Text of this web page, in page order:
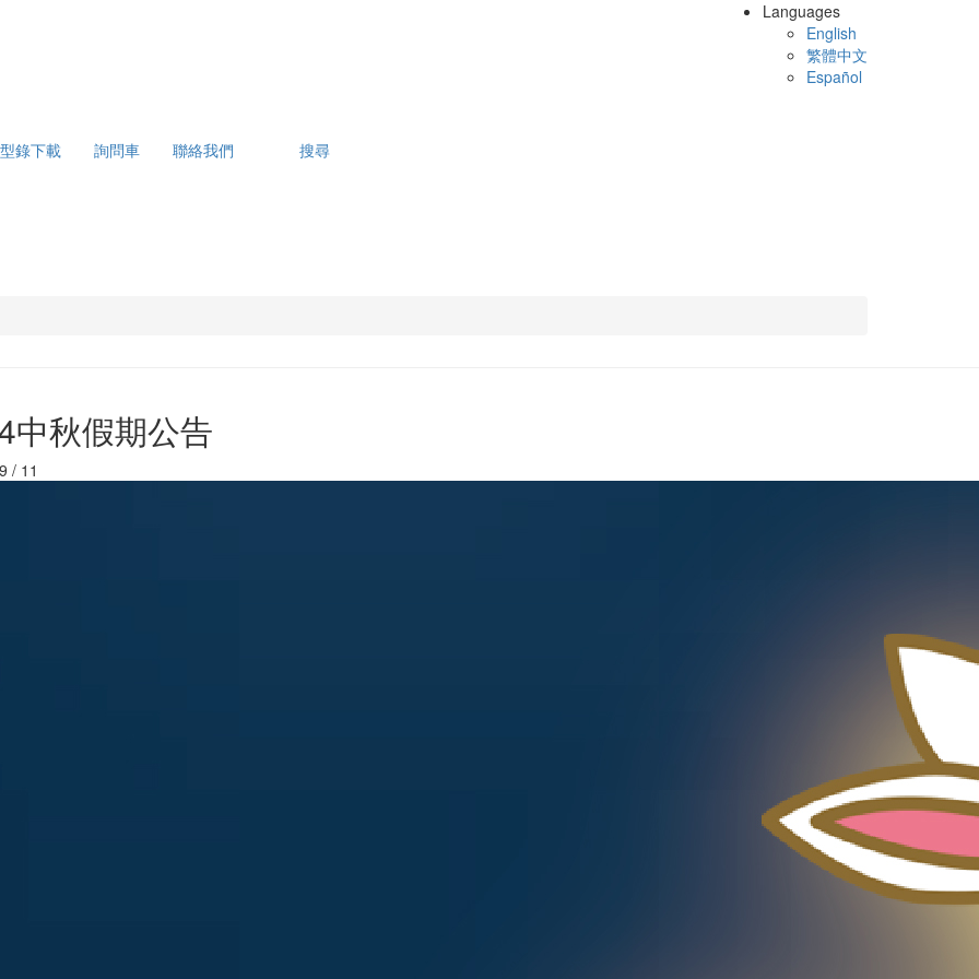
Languages
English
繁體中文
Español
型錄下載 詢問車 聯絡我們 搜尋
中秋假期公告
/ 11